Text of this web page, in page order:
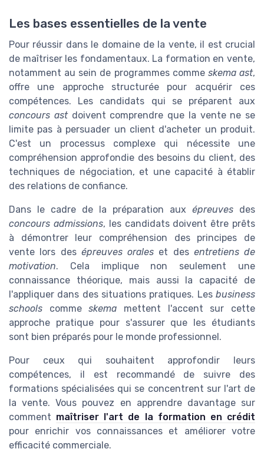
Les bases essentielles de la vente
Pour réussir dans le domaine de la vente, il est crucial
de maîtriser les fondamentaux. La formation en vente,
notamment au sein de programmes comme skema ast,
offre une approche structurée pour acquérir ces
compétences. Les candidats qui se préparent aux
concours astdoivent comprendre que la vente ne se
limite pas à persuader un client d'acheter un produit.
C'est un processus complexe qui nécessite une
compréhension approfondie des besoins du client, des
techniques de négociation, et une capacité à établir
des relations de confiance.
Dans le cadre de la préparation aux épreuves des
concours admissions, les candidats doivent être prêts
à démontrer leur compréhension des principes de
vente lors des épreuves orales et des entretiens de
motivation. Cela implique non seulement une
connaissance théorique, mais aussi la capacité de
l'appliquer dans des situations pratiques. Les business
schools commeskema mettent l'accent sur cette
approche pratique pour s'assurer que les étudiants
sont bien préparés pour le monde professionnel.
Pour ceux qui souhaitent approfondir leurs
compétences, il est recommandé de suivre des
formations spécialisées qui se concentrent sur l'art de
la vente. Vous pouvez en apprendre davantage sur
comment maîtriser l'art de la formation en crédit
pour enrichir vos connaissances et améliorer votre
efficacité commerciale.